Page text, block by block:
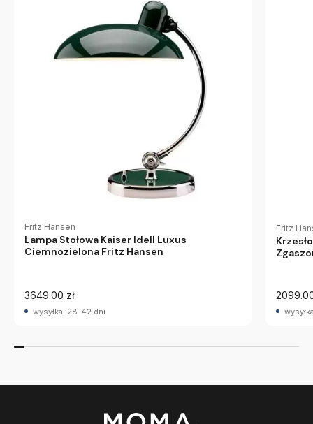
Fritz Hansen
Lampa Stołowa Kaiser Idell Luxus
Ciemnozielona Fritz Hansen
3649.00 zł
wysyłka: 28-42 dni
Fritz